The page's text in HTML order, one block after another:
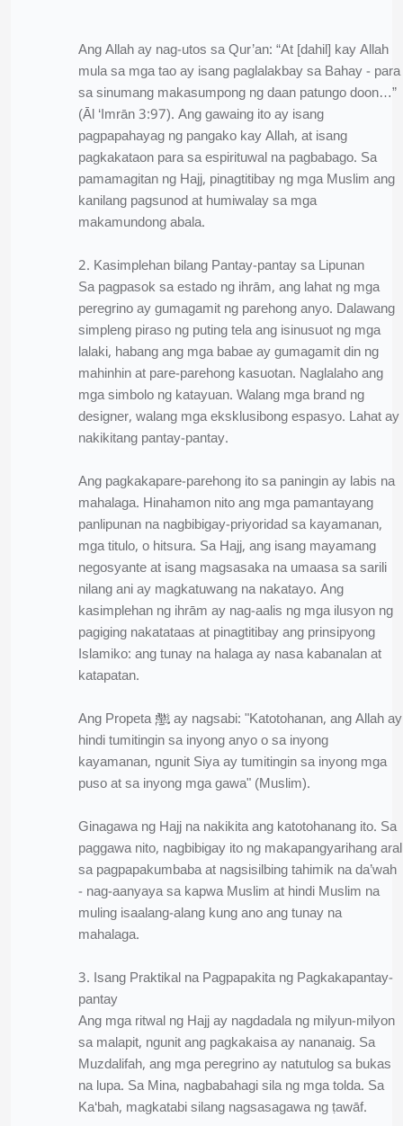
Ang Allah ay nag-utos sa Qur’an: “At [dahil] kay Allah
mula sa mga tao ay isang paglalakbay sa Bahay - para
sa sinumang makasumpong ng daan patungo doon…”
(Āl ‘Imrān 3:97). Ang gawaing ito ay isang
pagpapahayag ng pangako kay Allah, at isang
pagkakataon para sa espirituwal na pagbabago. Sa
pamamagitan ng Hajj, pinagtitibay ng mga Muslim ang
kanilang pagsunod at humiwalay sa mga
makamundong abala.
2. Kasimplehan bilang Pantay-pantay sa Lipunan
Sa pagpasok sa estado ng ihrām, ang lahat ng mga
peregrino ay gumagamit ng parehong anyo. Dalawang
simpleng piraso ng puting tela ang isinusuot ng mga
lalaki, habang ang mga babae ay gumagamit din ng
mahinhin at pare-parehong kasuotan. Naglalaho ang
mga simbolo ng katayuan. Walang mga brand ng
designer, walang mga eksklusibong espasyo. Lahat ay
nakikitang pantay-pantay.
Ang pagkakapare-parehong ito sa paningin ay labis na
mahalaga. Hinahamon nito ang mga pamantayang
panlipunan na nagbibigay-priyoridad sa kayamanan,
mga titulo, o hitsura. Sa Hajj, ang isang mayamang
negosyante at isang magsasaka na umaasa sa sarili
nilang ani ay magkatuwang na nakatayo. Ang
kasimplehan ng ihrām ay nag-aalis ng mga ilusyon ng
pagiging nakatataas at pinagtitibay ang prinsipyong
Islamiko: ang tunay na halaga ay nasa kabanalan at
katapatan.
Ang Propeta ﷺ ay nagsabi: "Katotohanan, ang Allah ay
hindi tumitingin sa inyong anyo o sa inyong
kayamanan, ngunit Siya ay tumitingin sa inyong mga
puso at sa inyong mga gawa" (Muslim).
Ginagawa ng Hajj na nakikita ang katotohanang ito. Sa
paggawa nito, nagbibigay ito ng makapangyarihang aral
sa pagpapakumbaba at nagsisilbing tahimik na da’wah
- nag-aanyaya sa kapwa Muslim at hindi Muslim na
muling isaalang-alang kung ano ang tunay na
mahalaga.
3. Isang Praktikal na Pagpapakita ng Pagkakapantay-
pantay
Ang mga ritwal ng Hajj ay nagdadala ng milyun-milyon
sa malapit, ngunit ang pagkakaisa ay nananaig. Sa
Muzdalifah, ang mga peregrino ay natutulog sa bukas
na lupa. Sa Mina, nagbabahagi sila ng mga tolda. Sa
Ka‘bah, magkatabi silang nagsasagawa ng ṭawāf.